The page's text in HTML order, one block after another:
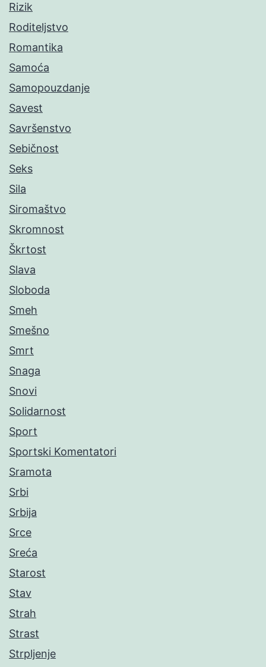
Rizik
Roditeljstvo
Romantika
Samoća
Samopouzdanje
Savest
Savršenstvo
Sebičnost
Seks
Sila
Siromaštvo
Skromnost
Škrtost
Slava
Sloboda
Smeh
Smešno
Smrt
Snaga
Snovi
Solidarnost
Sport
Sportski Komentatori
Sramota
Srbi
Srbija
Srce
Sreća
Starost
Stav
Strah
Strast
Strpljenje